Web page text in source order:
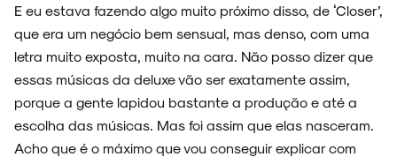
E eu estava fazendo algo muito próximo disso, de ‘Closer’,
que era um negócio bem sensual, mas denso, com uma
letra muito exposta, muito na cara. Não posso dizer que
essas músicas da deluxe vão ser exatamente assim,
porque a gente lapidou bastante a produção e até a
escolha das músicas. Mas foi assim que elas nasceram.
Acho que é o máximo que vou conseguir explicar com